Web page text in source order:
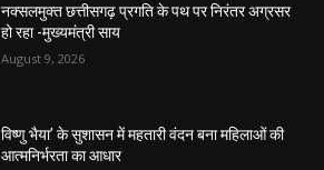
नक्सलमुक्त छत्तीसगढ़ प्रगति के पथ पर निरंतर अग्रसर
हो रहा -मुख्यमंत्री साय
August 9, 2026
विष्णु भैया’ के सुशासन में महतारी वंदन बना महिलाओं की
आत्मनिर्भरता का आधार